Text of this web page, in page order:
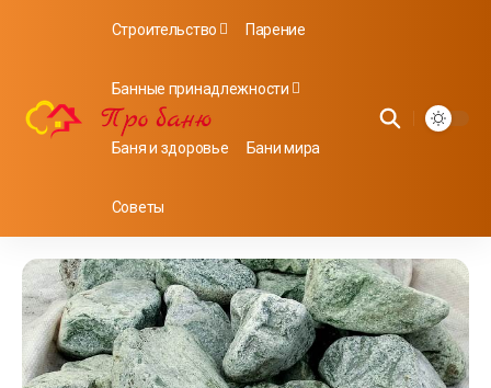
Строительство Парение
Банные принадлежности
Баня и здоровье Бани мира
Советы